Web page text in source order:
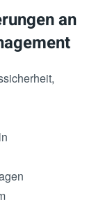
an